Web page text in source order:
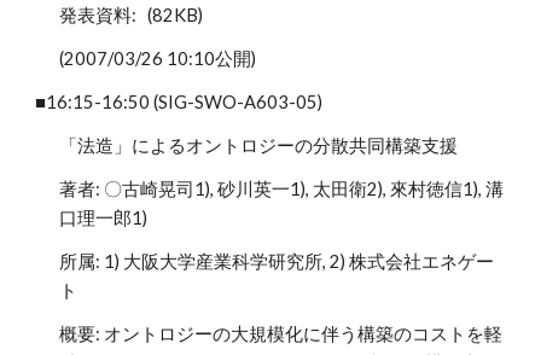
発表資料: (82KB)
(2007/03/26 10:10公開)
■16:15-16:50 (SIG-SWO-A603-05)
「法造」によるオントロジーの分散共同構築支援
著者: 〇古崎晃司1), 砂川英一1), 太田衛2), 來村徳信1), 溝
口理一郎1)
所属: 1) 大阪大学産業科学研究所, 2) 株式会社エネゲー
ト
概要: オントロジーの大規模化に伴う構築のコストを軽